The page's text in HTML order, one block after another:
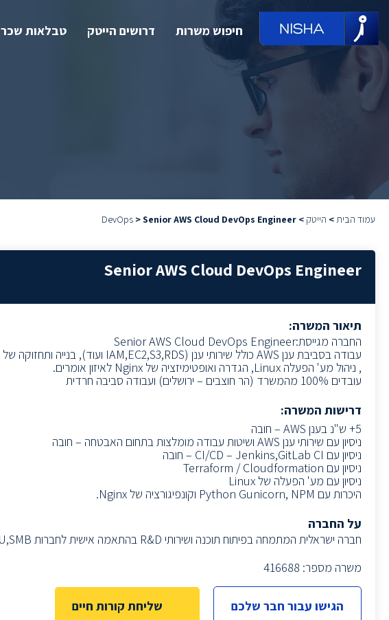
חיפוש משרות דרושים הייטק טבלאות שכר
עמוד הבית> הייטק >
DevOps >Senior AWS Cloud DevOps Engineer
Senior AWS Cloud DevOps Engineer
תיאור המשרה:
החברה מגייסת:Senior AWS Cloud DevOps Engineer
, ניהול מע' הפעלה Linux, הגדרה ואופטימיזציה של
Nginx לאיזון אומרים.
עובדים 100% מהמשרד (הר חוצבים – ירושלים) ועבודה סביבה חרדית
דרישות המשרה:
5+ ש"נ בענן AWS – חובה
ניסיון עם שירותי ענן AWS ושיטות עבודה מומלצות בתחום האבטחה – חובה
ניסיון עם CI/CD – Jenkins,GitLab CI – חובה
ניסיון עם Terraform / Cloudformation
ניסיון עם מע' הפעלה של Linux
היכרות עם Python Gunicorn, NPM וקונפיגורציה של Nginx.
על החברה
חברה ישראלית המתמחה בפיתוח תוכנה ושירותי R&D בהתאמה אישית לחברות SU,SMB וארגונים גדולים.
משרה מספר: 416688
הגישו עבור חבר שלכם שליחת קורות חיים